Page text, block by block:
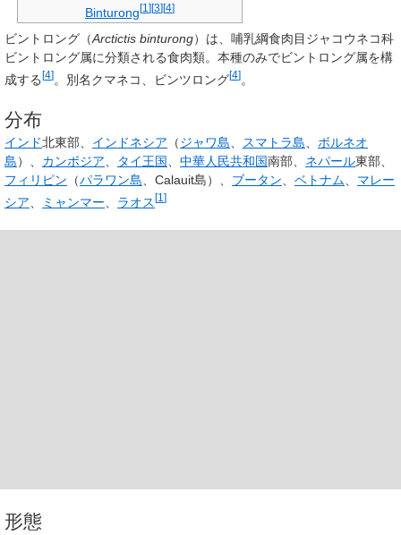
Binturong[1 ][3][4]
ビントロング （Arctictis binturong）は、哺乳綱食肉目ジャコウネコ科
ビントロング属に分類される食肉類。本種のみでビントロング属を構
成する[4]。別名クマネコ ビンツロング[4]。
分布
インド北東部、 インドネシア （ジャワ島 スマトラ島
ボルネオ
島）、 カンボジア タイ王国 中華人民共和国南部、 ネパール東部、
フィリピン （パラワン島 、Calauit島）、 ブータン ベトナム
マレー
シア
ミャンマー ラオス[1 ]
形態